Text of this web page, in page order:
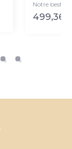
Notre best-
499,36